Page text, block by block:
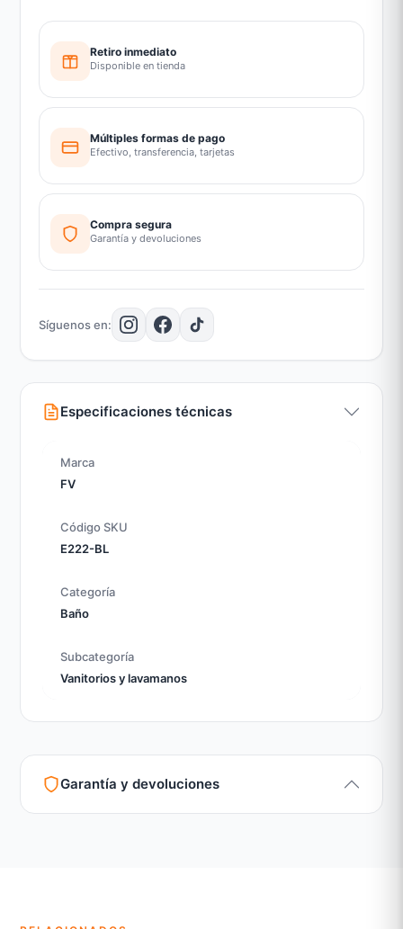
Especificaciones técnicas
Marca
FV
Código SKU
E222-BL
Categoría
Baño
Subcategoría
Vanitorios y lavamanos
Garantía y devoluciones
Retiro inmediato
Disponible en tienda
Múltiples formas de pago
Efectivo, transferencia, tarjetas
Compra segura
Garantía y devoluciones
Síguenos en: